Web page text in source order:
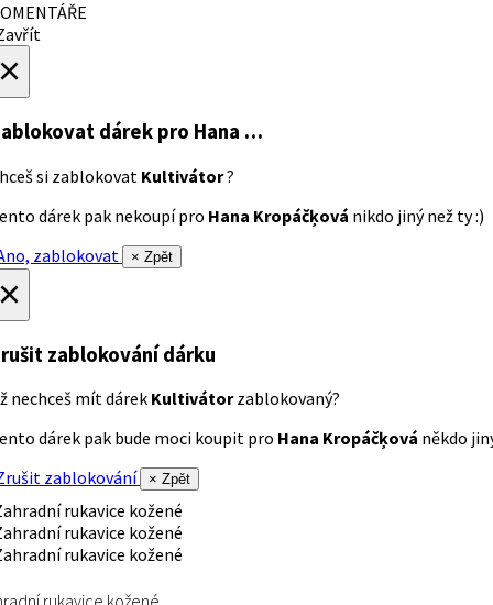
dárek pro Hana …
si zablokovat Kultivátor?
dárek pak nekoupí pro Hana Kropáčķová nikdo jiný než ty :)
zablokovat
× Zpět
zablokování dárku
nechceš mít dárek Kultivátorzablokovaný?
dárek pak bude moci koupit pro Hana Kropáčķová někdo
zablokování
× Zpět
rukavice kožené